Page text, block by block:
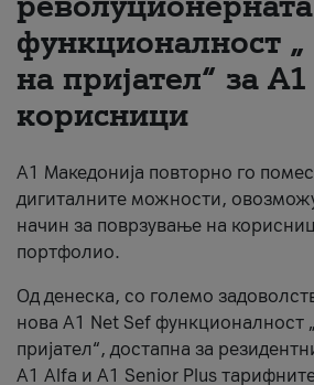
За нас
#ПодобарОнлајн
функционалност
на пријател“ за
корисници
А1 Македонија повторно го
дигиталните можности,
начин за поврзување на
портфолио.
Од денеска, со големо
нова A1 Net Sef функционалност
пријател“, достапна за
А1 Alfa и A1 Senior Plus